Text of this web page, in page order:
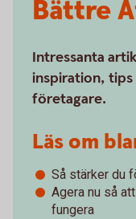
Bättre
Intressanta
inspiration,
företagare.
Läs om
Så stärker du
Agera nu så
fungera